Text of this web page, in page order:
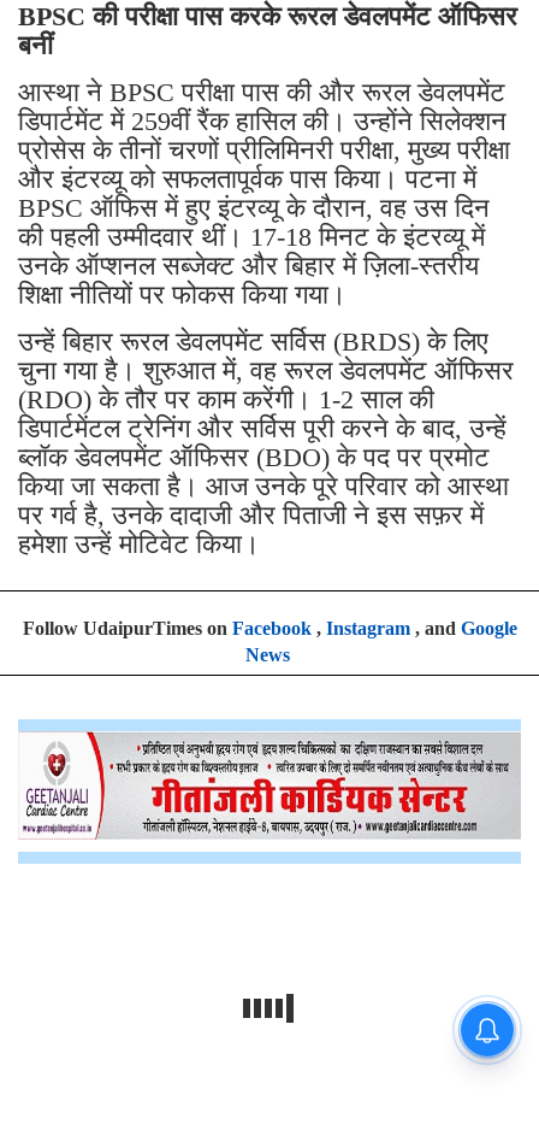
BPSC की परीक्षा पास करके रूरल डेवलपमेंट ऑफिसर
बनीं
आस्था ने BPSC परीक्षा पास की और रूरल डेवलपमेंट
डिपार्टमेंट में 259वीं रैंक हासिल की। ​​उन्होंने सिलेक्शन
प्रोसेस के तीनों चरणों प्रीलिमिनरी परीक्षा, मुख्य परीक्षा
और इंटरव्यू को सफलतापूर्वक पास किया। पटना में
BPSC ऑफिस में हुए इंटरव्यू के दौरान, वह उस दिन
की पहली उम्मीदवार थीं। 17-18 मिनट के इंटरव्यू में
उनके ऑप्शनल सब्जेक्ट और बिहार में ज़िला-स्तरीय
शिक्षा नीतियों पर फोकस किया गया।
उन्हें बिहार रूरल डेवलपमेंट सर्विस (BRDS) के लिए
चुना गया है। शुरुआत में, वह रूरल डेवलपमेंट ऑफिसर
(RDO) के तौर पर काम करेंगी। 1-2 साल की
डिपार्टमेंटल ट्रेनिंग और सर्विस पूरी करने के बाद, उन्हें
ब्लॉक डेवलपमेंट ऑफिसर (BDO) के पद पर प्रमोट
किया जा सकता है। आज उनके पूरे परिवार को आस्था
पर गर्व है, उनके दादाजी और पिताजी ने इस सफ़र में
हमेशा उन्हें मोटिवेट किया।
Follow UdaipurTimes on Facebook, Instagram, and Google
News